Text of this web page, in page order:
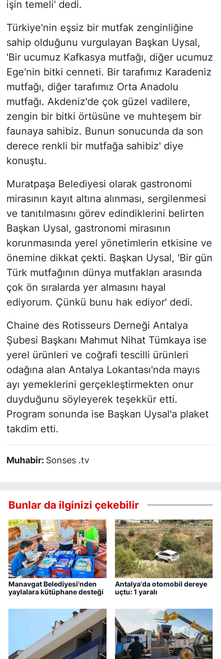
işin temeli' dedi.
Türkiye'nin eşsiz bir mutfak zenginliğine
sahip olduğunu vurgulayan Başkan Uysal,
'Bir ucumuz Kafkasya mutfağı, diğer ucumuz
Ege'nin bitki cenneti. Bir tarafımız Karadeniz
mutfağı, diğer tarafımız Orta Anadolu
mutfağı. Akdeniz'de çok güzel vadilere,
zengin bir bitki örtüsüne ve muhteşem bir
faunaya sahibiz. Bunun sonucunda da son
derece renkli bir mutfağa sahibiz' diye
konuştu.
Muratpaşa Belediyesi olarak gastronomi
mirasının kayıt altına alınması, sergilenmesi
ve tanıtılmasını görev edindiklerini belirten
Başkan Uysal, gastronomi mirasının
korunmasında yerel yönetimlerin etkisine ve
önemine dikkat çekti. Başkan Uysal, 'Bir gün
Türk mutfağının dünya mutfakları arasında
çok ön sıralarda yer almasını hayal
ediyorum. Çünkü bunu hak ediyor' dedi.
Chaine des Rotisseurs Derneği Antalya
Şubesi Başkanı Mahmut Nihat Tümkaya ise
yerel ürünleri ve coğrafi tescilli ürünleri
odağına alan Antalya Lokantası'nda mayıs
ayı yemeklerini gerçekleştirmekten onur
duyduğunu söyleyerek teşekkür etti.
Program sonunda ise Başkan Uysal'a plaket
takdim etti.
Muhabir: Sonses .tv
Bunlar da ilginizi çekebilir
Manavgat Belediyesi'nden
yaylalara kütüphane desteği
Antalya'da otomobil dereye
uçtu: 1 yaralı